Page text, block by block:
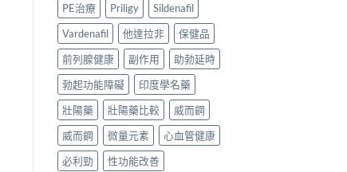
貨
購
買
指
南〉
中
整
指
南〉
中
港
延
時
噴
霧
購
買
南〉
PE治療
Priligy
Sildenafil
Vardenafil
他達拉非
保健品
前列腺健康
副作用
助勃延時
勃起功能障礙
印度學名藥
壯陽藥
壯陽藥比較
威而鋼
威而鋼
微量元素
心血管健康
必利勁
性功能改善